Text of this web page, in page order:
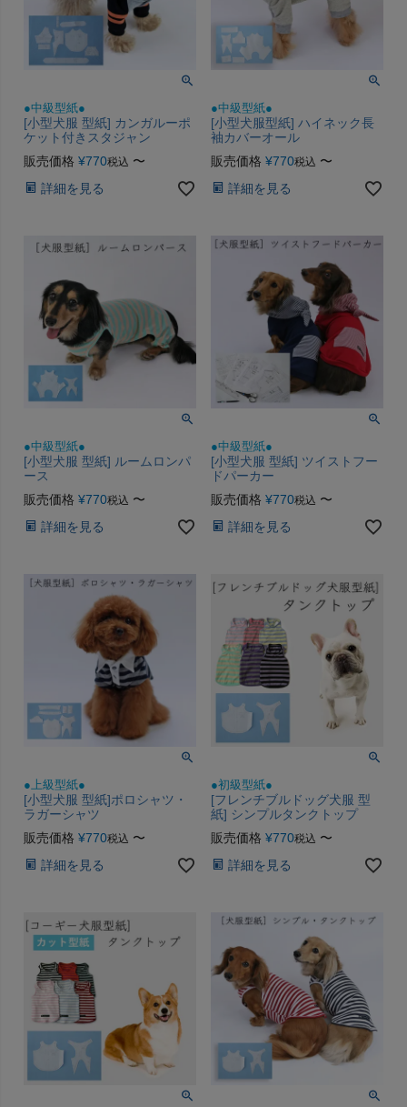
●中級型紙●
[小型犬服 型紙] カンガルーポ
ケット付きスタジャン
販売価格 ¥770税込 〜
詳細を見る
●中級型紙●
[小型犬服型紙] ハイネック長
袖カバーオール
販売価格 ¥770税込 〜
詳細を見る
●中級型紙●
[小型犬服 型紙] ルームロンパ
ース
販売価格 ¥770税込 〜
詳細を見る
●中級型紙●
[小型犬服 型紙] ツイストフー
ドパーカー
販売価格 ¥770税込 〜
詳細を見る
●上級型紙●
[小型犬服 型紙]ポロシャツ・
ラガーシャツ
販売価格 ¥770税込 〜
詳細を見る
●初級型紙●
[フレンチブルドッグ犬服 型
紙] シンプルタンクトップ
販売価格 ¥770税込 〜
詳細を見る